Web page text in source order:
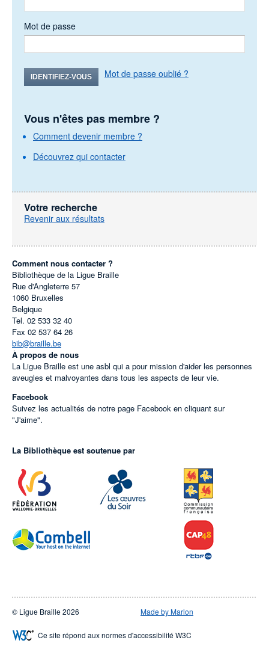
Mot de passe
IDENTIFIEZ-VOUS Mot de passe oublié ?
Vous n'êtes pas membre ?
Comment devenir membre ?
Découvrez qui contacter
Votre recherche
Revenir aux résultats
Comment nous contacter ?
Bibliothèque de la Ligue Braille
Rue d'Angleterre 57
1060 Bruxelles
Belgique
Tel. 02 533 32 40
Fax 02 537 64 26
bib@braille.be
À propos de nous
La Ligue Braille est une asbl qui a pour mission d'aider les personnes
aveugles et malvoyantes dans tous les aspects de leur vie.
Facebook
Suivez les actualités de notre page Facebook en cliquant sur
"J'aime".
La Bibliothèque est soutenue par
© Ligue Braille 2026 Made by Marlon
Ce site répond aux normes d'accessibilité W3C